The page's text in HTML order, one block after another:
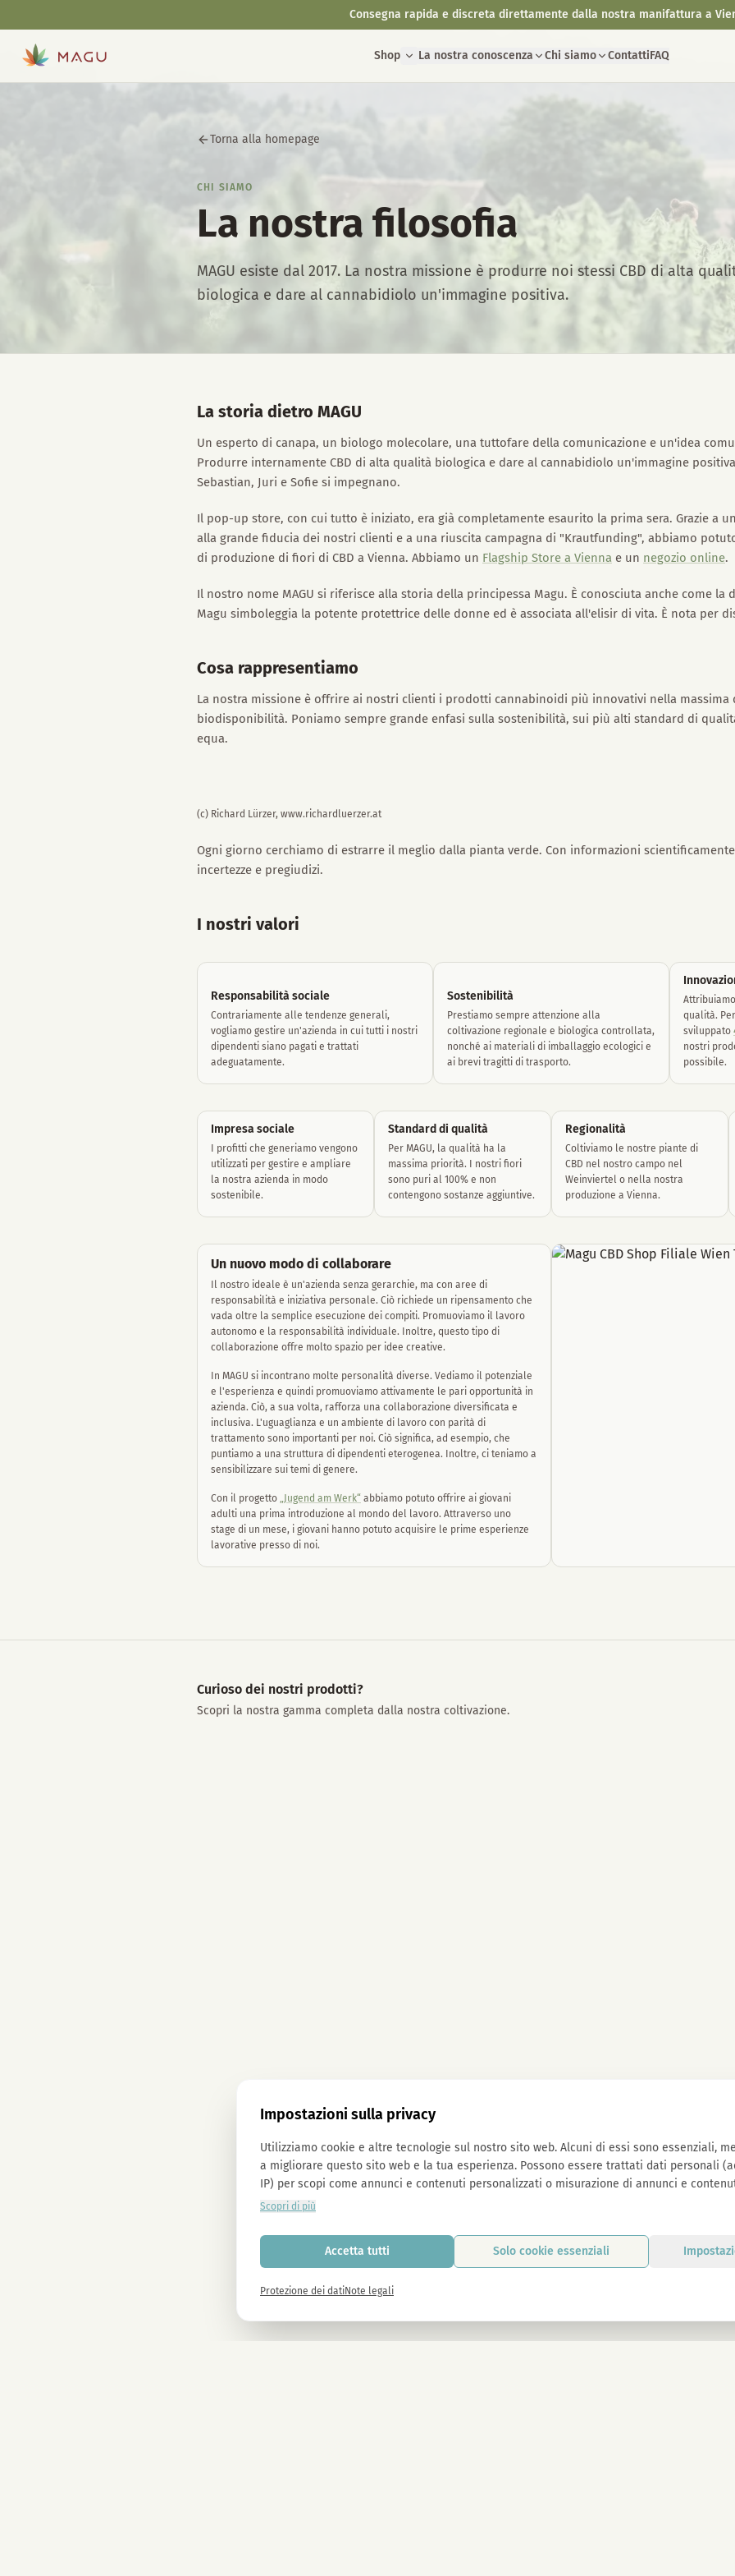
Shop La nostra conoscenza Chi siamo ContattiFAQ
Torna alla homepage
CHI SIAMO
La nostra filosofia
MAGU esiste dal 2017. La nostra missione è produrre noi stessi CBD di alta
biologica e dare al cannabidiolo un'immagine positiva.
La storia dietro MAGU
Un esperto di canapa, un biologo molecolare, una tuttofare della comunicazione e un'idea
Produrre internamente CBD di alta qualità biologica e dare al cannabidiolo un'immagine
Sebastian, Juri e Sofie si impegnano.
Il pop-up store, con cui tutto è iniziato, era già completamente esaurito la prima sera. Grazie a
alla grande fiducia dei nostri clienti e a una riuscita campagna di "Krautfunding", abbiamo
di produzione di fiori di CBD a Vienna. Abbiamo un Flagship Store a Vienna e un negozio online.
Il nostro nome MAGU si riferisce alla storia della principessa Magu. È conosciuta anche come la
Magu simboleggia la potente protettrice delle donne ed è associata all'elisir di vita. È nota per
Cosa rappresentiamo
La nostra missione è offrire ai nostri clienti i prodotti cannabinoidi più innovativi nella massima
biodisponibilità. Poniamo sempre grande enfasi sulla sostenibilità, sui più alti standard di
equa.
(c) Richard Lürzer, www.richardluerzer.at
Ogni giorno cerchiamo di estrarre il meglio dalla pianta verde. Con informazioni
incertezze e pregiudizi.
I nostri valori
Responsabilità sociale
Contrariamente alle tendenze generali,
vogliamo gestire un'azienda in cui tutti i nostri
dipendenti siano pagati e trattati
adeguatamente.
Sostenibilità
Prestiamo sempre attenzione alla
coltivazione regionale e biologica controllata,
nonché ai materiali di imballaggio ecologici e
ai brevi tragitti di trasporto.
qualità.
sviluppato
nostri
possibile.
Impresa sociale
I profitti che generiamo vengono
utilizzati per gestire e ampliare
la nostra azienda in modo
sostenibile.
Standard di qualità
Per MAGU, la qualità ha la
massima priorità. I nostri fiori
sono puri al 100% e non
contengono sostanze aggiuntive.
Regionalità
Coltiviamo le nostre piante di
CBD nel nostro campo nel
Weinviertel o nella nostra
produzione a Vienna.
Un nuovo modo di collaborare
Il nostro ideale è un'azienda senza gerarchie, ma con aree di
responsabilità e iniziativa personale. Ciò richiede un ripensamento che
vada oltre la semplice esecuzione dei compiti. Promuoviamo il lavoro
autonomo e la responsabilità individuale. Inoltre, questo tipo di
collaborazione offre molto spazio per idee creative.
In MAGU si incontrano molte personalità diverse. Vediamo il potenziale
e l'esperienza e quindi promuoviamo attivamente le pari opportunità in
azienda. Ciò, a sua volta, rafforza una collaborazione diversificata e
inclusiva. L'uguaglianza e un ambiente di lavoro con parità di
trattamento sono importanti per noi. Ciò significa, ad esempio, che
puntiamo a una struttura di dipendenti eterogenea. Inoltre, ci teniamo a
sensibilizzare sui temi di genere.
Con il progetto „Jugend am Werk“ abbiamo potuto offrire ai giovani
adulti una prima introduzione al mondo del lavoro. Attraverso uno
stage di un mese, i giovani hanno potuto acquisire le prime esperienze
lavorative presso di noi.
Curioso dei nostri prodotti?
Scopri la nostra gamma completa dalla nostra coltivazione.
Impostazioni sulla privacy
Utilizziamo cookie e altre tecnologie sul nostro sito web. Alcuni di essi sono essenziali,
a migliorare questo sito web e la tua esperienza. Possono essere trattati dati personali
IP) per scopi come annunci e contenuti personalizzati o misurazione di annunci e
Scopri di più
Accetta tutti Solo cookie essenziali
Protezione dei datiNote legali
Consegna rapida e discreta direttamente dalla nostra manifattura a